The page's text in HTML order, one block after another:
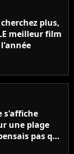
plus,
meilleur film
s'affiche
une plage
pas que